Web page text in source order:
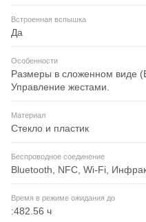
Встроенная вспышка
Да
Особенности
Размеры в сложенном виде
Управление жестами.
Материал
Стекло и пластик
Беспроводное соединение
Bluetooth, NFC, Wi-Fi,
Время в режиме ожидания до
:482.56 ч